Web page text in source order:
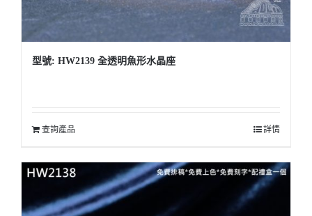
型號: HW2139 全透明魚形水晶座
查詢產品 詳情